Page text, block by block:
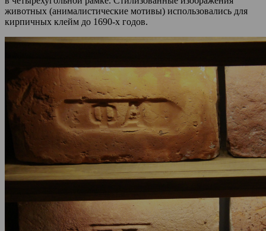
животных (анималистические мотивы) использовались для
кирпичных клейм до 1690-х годов.